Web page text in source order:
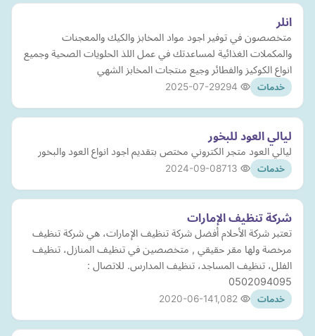
انلر
متخصصون في توفير اجود مواد المخابز والكيك والمعجنات
والمكملات الغذائية لمساعدتك في عمل اللذ الحلويات الصحية وجميع
انواع الكوكيز والفطائر وجيع منتجات المخابز الشهي
خدمات 2025-07-29
ليالي العود للبخور
ليالي العود متجر الكتروني مختص بتقديم اجود انواع العود والبخور
خدمات 2024-09-08
شركة تنظيف الإمارات
تعتبر شركة الأحلام أفضل شركة تنظيف الإمارات، هي شركة تنظيف
مرخصة ولها مقر حقيقي , متخصصين في تنظيف المنازل، تنظيف
الفلل، تنظيف المساجد، تنظيف المدارس. للاتصال :
0502094095
خدمات 2020-06-14